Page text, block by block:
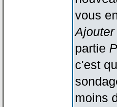
vous
partie
c'est
moins